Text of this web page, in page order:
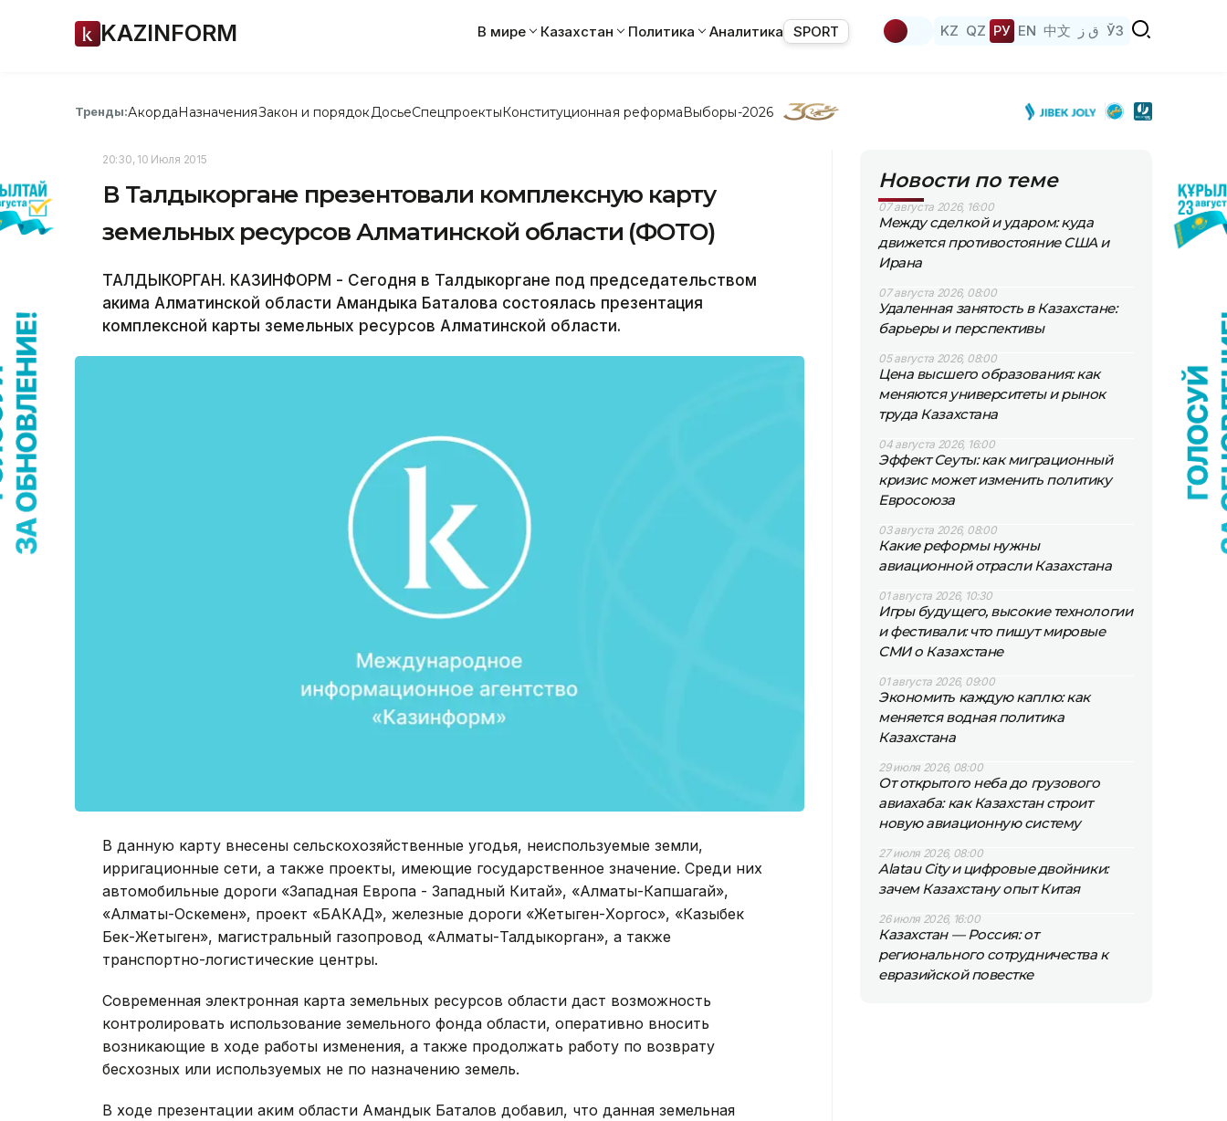
KAZINFORM В мире Казахстан Политика Аналитика SPORT KZ QZ РУ EN 中文 ق ز ЎЗ
Тренды:АкордаНазначенияЗакон и порядок ДосьеСпецпроектыКонституционная реформаВыборы-2026
20:30, 10 Июля 2015
В Талдыкоргане презентовали комплексную карту
земельных ресурсов Алматинской области (ФОТО)
ТАЛДЫКОРГАН. КАЗИНФОРМ - Сегодня в Талдыкоргане под председательством
акима Алматинской области Амандыка Баталова состоялась презентация
комплексной карты земельных ресурсов Алматинской области.
В данную карту внесены сельскохозяйственные угодья, неиспользуемые земли,
ирригационные сети, а также проекты, имеющие государственное значение. Среди них
автомобильные дороги «Западная Европа - Западный Китай», «Алматы-Капшагай»,
«Алматы-Оскемен», проект «БАКАД», железные дороги «Жетыген-Хоргос», «Казыбек
Бек-Жетыген», магистральный газопровод «Алматы-Талдыкорган», а также
транспортно-логистические центры.
Современная электронная карта земельных ресурсов области даст возможность
контролировать использование земельного фонда области, оперативно вносить
возникающие в ходе работы изменения, а также продолжать работу по возврату
бесхозных или используемых не по назначению земель.
В ходе презентации аким области Амандык Баталов добавил, что данная земельная
Новости по теме
07 августа 2026, 16:00
Между сделкой и ударом: куда
движется противостояние США и
Ирана
07 августа 2026, 08:00
Удаленная занятость в Казахстане:
барьеры и перспективы
05 августа 2026, 08:00
Цена высшего образования: как
меняются университеты и рынок
труда Казахстана
04 августа 2026, 16:00
Эффект Сеуты: как миграционный
кризис может изменить политику
Евросоюза
03 августа 2026, 08:00
Какие реформы нужны
авиационной отрасли Казахстана
01 августа 2026, 10:30
Игры будущего, высокие технологии
и фестивали: что пишут мировые
СМИ о Казахстане
01 августа 2026, 09:00
Экономить каждую каплю: как
меняется водная политика
Казахстана
29 июля 2026, 08:00
От открытого неба до грузового
авиахаба: как Казахстан строит
новую авиационную систему
27 июля 2026, 08:00
Alatau City и цифровые двойники:
зачем Казахстану опыт Китая
26 июля 2026, 16:00
Казахстан — Россия: от
регионального сотрудничества к
евразийской повестке